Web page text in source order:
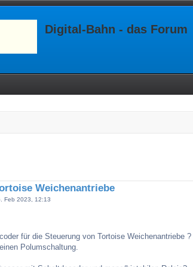
Digital-Bahn - das Forum
Weichenantriebe
Feb 2023, 12:13
für die Steuerung von Tortoise Weichenantriebe ?
Polumschaltung.